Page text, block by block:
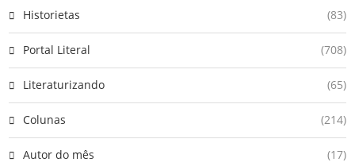
Historietas (83)
Portal Literal (708)
Literaturizando (65)
Colunas (214)
Autor do mês (17)